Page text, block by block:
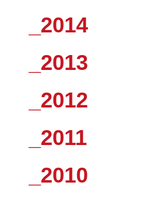
_2014
_2013
_2012
_2011
_2010